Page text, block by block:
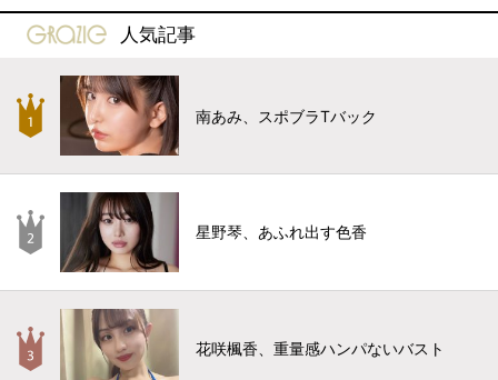
gravure-grazie
人気記事
南あみ、スポブラTバック
星野琴、あふれ出す色香
花咲楓香、重量感ハンパないバスト